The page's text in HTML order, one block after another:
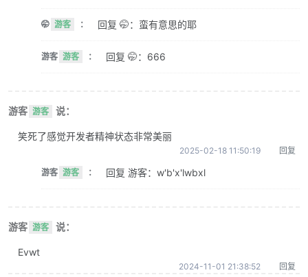
🤭 游客 ： 回复 🤭：蛮有意思的耶
游客 游客 ： 回复 🤭：666
游客 游客 说：
笑死了感觉开发者精神状态非常美丽
2025-02-18 11:50:19 回复
游客 游客 ： 回复 游客：w'b'x'lwbxl
游客 游客 说：
Evwt
2024-11-01 21:38:52 回复